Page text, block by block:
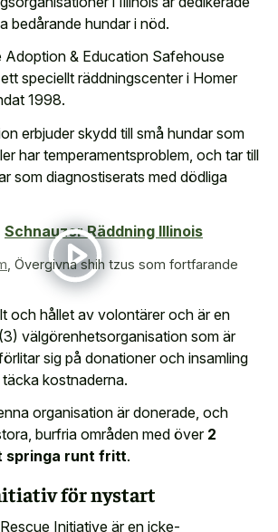
bedårande hundar i nöd.
Adoption & Education Safehouse
speciellt räddningscenter i Homer
1998.
erbjuder skydd till små hundar som
har temperamentsproblem, och tar till
som diagnostiserats med dödliga
Schnauzer Räddning Illinois
Övergivna shih tzus som fortfarande
och hållet av volontärer och är en
välgörenhetsorganisation som är
sig på donationer och insamling
kostnaderna.
organisation är donerade, och
burfria områden med över 2
springa runt fritt.
för nystart
Initiative är en icke-